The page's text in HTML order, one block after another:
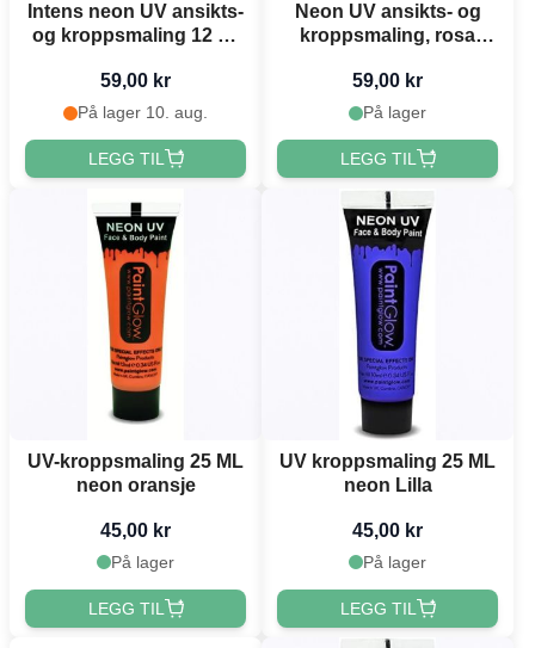
Intens neon UV ansikts-
og kroppsmaling 12 ml
59,00 kr
På lager 10. aug.
LEGG TIL
Neon UV ansikts- og
kroppsmaling, rosa
59,00 kr
På lager
LEGG TIL
UV-kroppsmaling 25 ML
neon oransje
45,00 kr
På lager
LEGG TIL
UV kroppsmaling 25 ML
neon Lilla
45,00 kr
På lager
LEGG TIL